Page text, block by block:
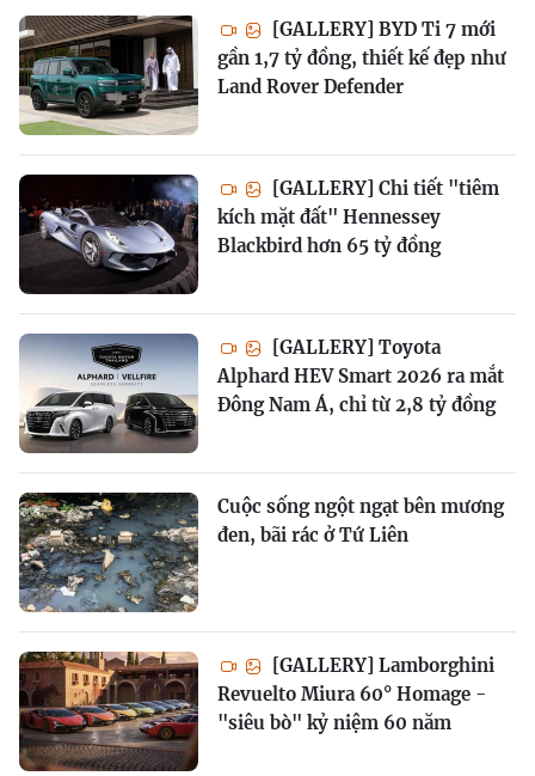
[GALLERY] BYD Ti 7 mới
gần 1,7 tỷ đồng, thiết kế đẹp như
Land Rover Defender
[GALLERY] Chi tiết "tiêm
kích mặt đất" Hennessey
Blackbird hơn 65 tỷ đồng
[GALLERY] Toyota
Alphard HEV Smart 2026 ra mắt
Đông Nam Á, chỉ từ 2,8 tỷ đồng
Cuộc sống ngột ngạt bên mương
đen, bãi rác ở Tứ Liên
[GALLERY] Lamborghini
Revuelto Miura 60° Homage -
"siêu bò" kỷ niệm 60 năm